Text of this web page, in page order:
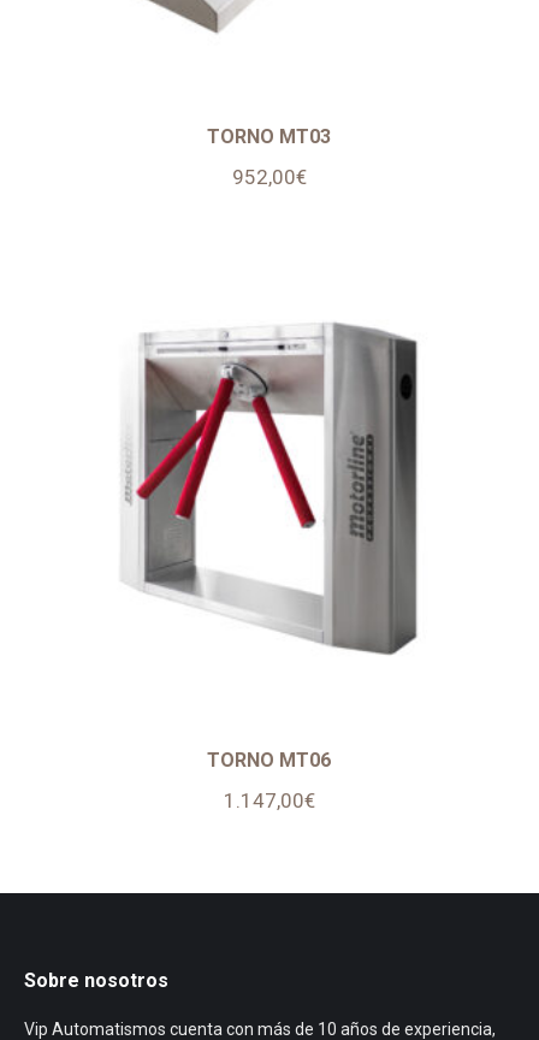
TORNO MT03
952,00€
TORNO MT06
1.147,00€
Sobre nosotros
Vip Automatismos cuenta con más de 10 años de experiencia,